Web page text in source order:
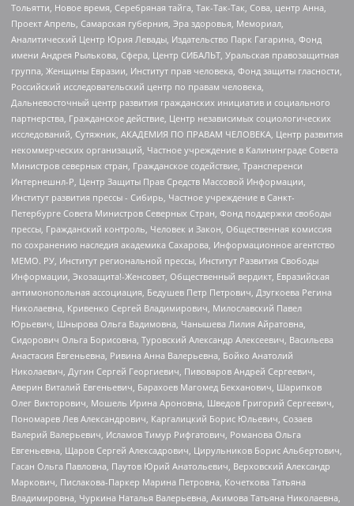
Тольятти, Новое время, Серебряная тайга, Так-Так-Так, Сова, центр Анна,
Проект Апрель, Самарская губерния, Эра здоровья, Мемориал,
Аналитический Центр Юрия Левады, Издательство Парк Гагарина, Фонд
имени Андрея Рылькова, Сфера, Центр СИБАЛЬТ, Уральская правозащитная
группа, Женщины Евразии, Институт прав человека, Фонд защиты гласности,
Российский исследовательский центр по правам человека,
Дальневосточный центр развития гражданских инициатив и социального
партнерства, Гражданское действие, Центр независимых социологических
исследований, Сутяжник, АКАДЕМИЯ ПО ПРАВАМ ЧЕЛОВЕКА, Центр развития
некоммерческих организаций, Частное учреждение в Калининграде Совета
Министров северных стран, Гражданское содействие, Трансперенси
Интернешнл-Р, Центр Защиты Прав Средств Массовой Информации,
Институт развития прессы - Сибирь, Частное учреждение в Санкт-
Петербурге Совета Министров Северных Стран, Фонд поддержки свободы
прессы, Гражданский контроль, Человек и Закон, Общественная комиссия
по сохранению наследия академика Сахарова, Информационное агентство
МЕМО. РУ, Институт региональной прессы, Институт Развития Свободы
Информации, Экозащита!-Женсовет, Общественный вердикт, Евразийская
антимонопольная ассоциация, Бедушев Петр Петрович, Дзугкоева Регина
Николаевна, Кривенко Сергей Владимирович, Милославский Павел
Юрьевич, Шнырова Ольга Вадимовна, Чанышева Лилия Айратовна,
Сидорович Ольга Борисовна, Туровский Александр Алексеевич, Васильева
Анастасия Евгеньевна, Ривина Анна Валерьевна, Бойко Анатолий
Николаевич, Дугин Сергей Георгиевич, Пивоваров Андрей Сергеевич,
Аверин Виталий Евгеньевич, Барахоев Магомед Бекханович, Шарипков
Олег Викторович, Мошель Ирина Ароновна, Шведов Григорий Сергеевич,
Пономарев Лев Александрович, Каргалицкий Борис Юльевич, Созаев
Валерий Валерьевич, Исламов Тимур Рифгатович, Романова Ольга
Евгеньевна, Щаров Сергей Алексадрович, Цирульников Борис Альбертович,
Гасан Ольга Павловна, Паутов Юрий Анатольевич, Верховский Александр
Маркович, Пислакова-Паркер Марина Петровна, Кочеткова Татьяна
Владимировна, Чуркина Наталья Валерьевна, Акимова Татьяна Николаевна,